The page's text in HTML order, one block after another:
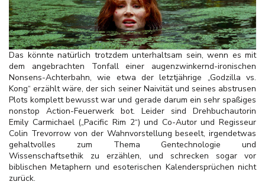
Das könnte natürlich trotzdem unterhaltsam sein, wenn es mit
dem angebrachten Tonfall einer augenzwinkernd-ironischen
Nonsens-Achterbahn, wie etwa der letztjährige „Godzilla vs.
Kong“ erzählt wäre, der sich seiner Naivität und seines abstrusen
Plots komplett bewusst war und gerade darum ein sehr spaßiges
nonstop Action-Feuerwerk bot. Leider sind Drehbuchautorin
Emily Carmichael („Pacific Rim 2“) und Co-Autor und Regisseur
Colin Trevorrow von der Wahnvorstellung beseelt, irgendetwas
gehaltvolles zum Thema Gentechnologie und
Wissenschaftsethik zu erzählen, und schrecken sogar vor
biblischen Metaphern und esoterischen Kalendersprüchen nicht
zurück.